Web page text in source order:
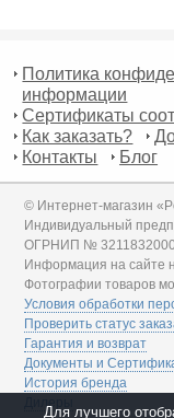
Политика
информации
Сертификаты
Как заказать?
Контакты
Блог
© Интернет-магазин
Индивидуальный
ОГРНИП №
Информация на сайте
Фотографии товаров
Условия обработки
Проверить статус
Гарантия и возврат
Документы и
История бренда
Для лучшего